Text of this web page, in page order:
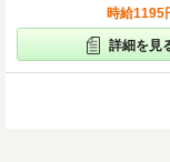
時給1195
詳細を見